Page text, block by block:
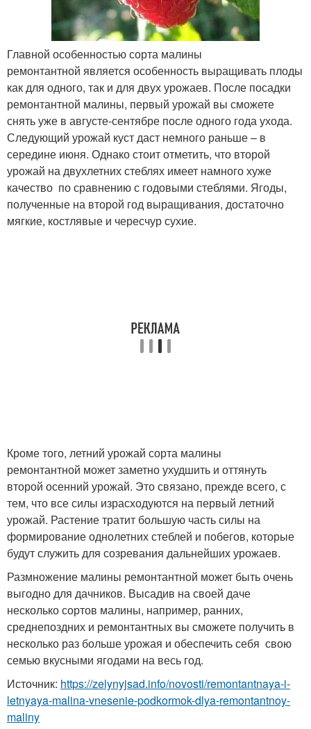
Главной особенностью сорта малины
ремонтантной является особенность выращивать плоды
как для одного, так и для двух урожаев. После посадки
ремонтантной малины, первый урожай вы сможете
снять уже в августе-сентябре после одного года ухода.
Следующий урожай куст даст немного раньше – в
середине июня. Однако стоит отметить, что второй
урожай на двухлетних стеблях имеет намного хуже
качество по сравнению с годовыми стеблями. Ягоды,
полученные на второй год выращивания, достаточно
мягкие, костлявые и чересчур сухие.
Кроме того, летний урожай сорта малины
ремонтантной может заметно ухудшить и оттянуть
второй осенний урожай. Это связано, прежде всего, с
тем, что все силы израсходуются на первый летний
урожай. Растение тратит большую часть силы на
формирование однолетних стеблей и побегов, которые
будут служить для созревания дальнейших урожаев.
Размножение малины ремонтантной может быть очень
выгодно для дачников. Высадив на своей даче
несколько сортов малины, например, ранних,
среднепоздних и ремонтантных вы сможете получить в
несколько раз больше урожая и обеспечить себя свою
семью вкусными ягодами на весь год.
Источник: https://zelynyjsad.info/novosti/remontantnaya-i-
letnyaya-malina-vnesenie-podkormok-dlya-remontantnoy-
maliny